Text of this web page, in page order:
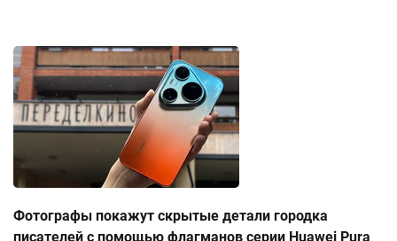
Фотографы покажут скрытые детали городка
писателей с помощью флагманов серии Huawei Pura